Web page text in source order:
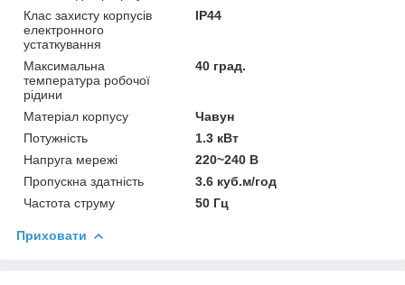
Клас захисту корпусів
електронного
устаткування
IP44
Максимальна
температура робочої
рідини
40 град.
Матеріал корпусу
Чавун
Потужність
1.3 кВт
Напруга мережі
220~240 В
Пропускна здатність
3.6 куб.м/год
Частота струму
50 Гц
Приховати